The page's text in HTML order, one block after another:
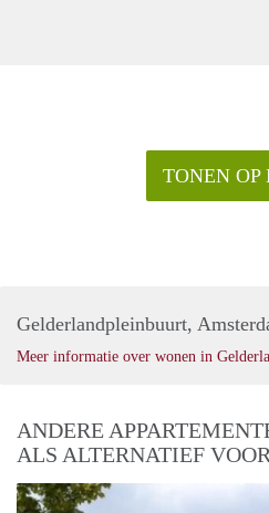
TONEN OP
Gelderlandpleinbuurt,
Meer informatie over wonen in
ANDERE
ALS ALTERNATIEF